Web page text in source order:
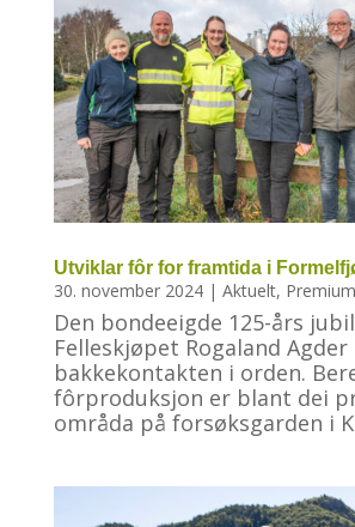
Utviklar fôr for framtida i
30. november 2024| Aktuelt, Premium
Den bondeeigde 125-års
Felleskjøpet Rogaland Agder
bakkekontakten i orden.
fôrproduksjon er blant dei
områda på forsøksgarden i